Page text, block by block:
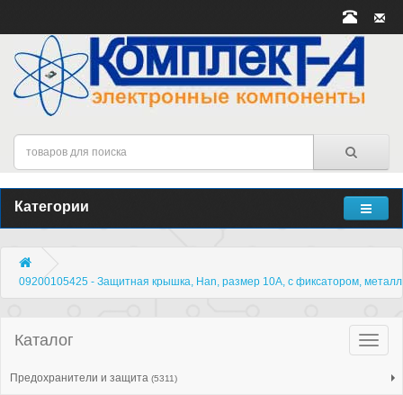
Категории
09200105425 - Защитная крышка, Han, размер 10А, с фиксатором, металл
Каталог
Предохранители и защита (5311)